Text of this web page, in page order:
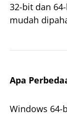
32-bit dan
mudah
Apa
Windows 64-